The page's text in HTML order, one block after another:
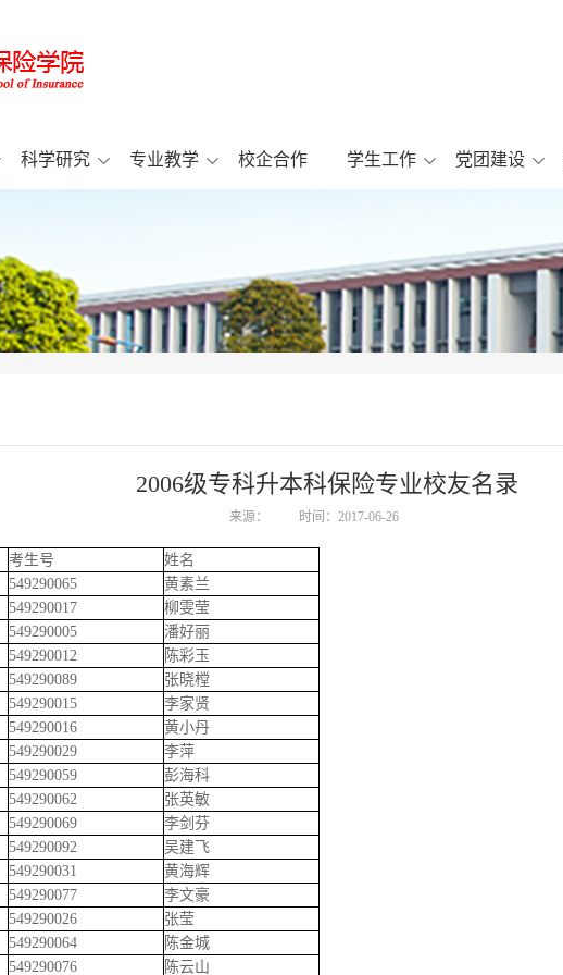
科学研究 专业教学 校企合作 学生工作 党团建设
2006级专科升本科保险专业校友名录
来源： 时间：2017-06-26
考生号
姓名
549290065
黄素兰
549290017
柳雯莹
549290005
潘好丽
549290012
陈彩玉
549290089
张晓樘
549290015
李家贤
549290016
黄小丹
549290029
李萍
549290059
彭海科
549290062
张英敏
549290069
李剑芬
549290092
吴建飞
549290031
黄海辉
549290077
李文豪
549290026
张莹
549290064
陈金城
549290076 陈云山